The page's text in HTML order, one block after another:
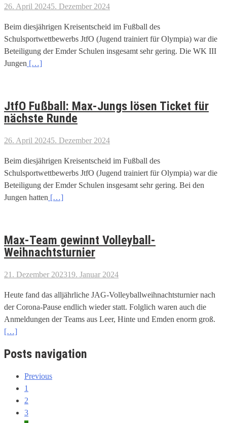
26. April 20245. Dezember 2024
Beim diesjährigen Kreisentscheid im Fußball des
Schulsportwettbewerbs JtfO (Jugend trainiert für Olympia) war die
Beteiligung der Emder Schulen insgesamt sehr gering. Die WK III
Jungen […]
JtfO Fußball: Max-Jungs lösen Ticket für
nächste Runde
26. April 20245. Dezember 2024
Beim diesjährigen Kreisentscheid im Fußball des
Schulsportwettbewerbs JtfO (Jugend trainiert für Olympia) war die
Beteiligung der Emder Schulen insgesamt sehr gering. Bei den
Jungen hatten […]
Max-Team gewinnt Volleyball-
Weihnachtsturnier
21. Dezember 202319. Januar 2024
Heute fand das alljährliche JAG-Volleyballweihnachtsturnier nach
der Corona-Pause endlich wieder statt. Folglich waren auch die
Anmeldungen der Teams aus Leer, Hinte und Emden enorm groß.
[…]
Posts navigation
Previous
1
2
3